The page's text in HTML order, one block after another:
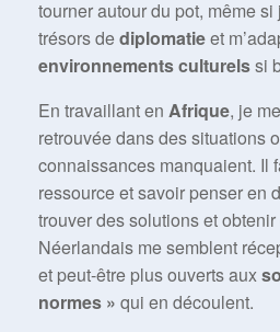
tourner autour du pot, même
trésors dediplomatieet
environnements culturelssi
En travaillant en Afrique, je
retrouvée dans des situations
connaissances manquaient. Il
ressource et savoir penser en
trouver des solutions et
Néerlandais me semblent
et peut-être plus ouverts aux
normes » qui en découlent.